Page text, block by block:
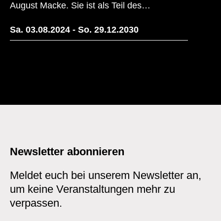
August Macke. Sie ist als Teil des
und damit als Work in Progress zu
verstehen. Wir machen aktuelle
Sa. 03.08.2024 - So. 29.12.2030
Newsletter abonnieren
Meldet euch bei unserem Newsletter an,
um keine Veranstaltungen mehr zu
verpassen.